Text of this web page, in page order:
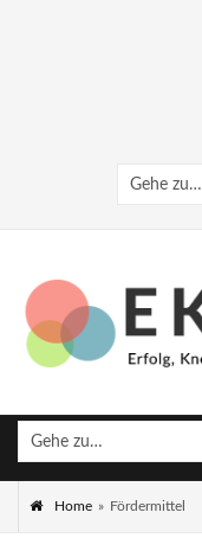
Gehe zu…
Gehe zu…
Home » Fördermittel